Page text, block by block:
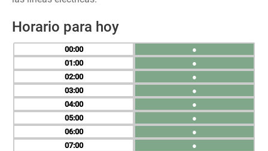
Horario para hoy
00
01
02
03
04
05
06
07
●
●
●
●
●
●
●
●